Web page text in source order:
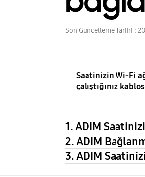
Son Güncelleme Tarihi :
Saatinizin Wi-Fi
çalıştığınız
1. ADIM
2. ADIM
3. ADIM Saatinizi